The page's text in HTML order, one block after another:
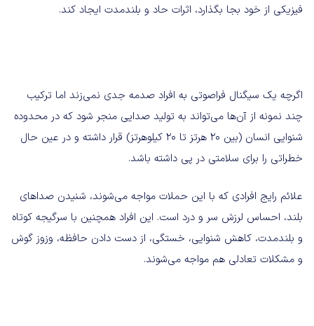
فیزیکی از خود بجا بگذارد، اثرات حاد و بلندمدت ایجاد کند.
اگرچه یک سیگنال فراصوتی به افراد صدمه جدی نمی‌زند اما ترکیب
چند نمونه از آن‌ها می‌تواند به تولید صدایی منجر شود که در محدوده
شنوایی انسان (بین ۲۰ هرتز تا ۲۰ کیلوهرتز) قرار داشته و در عین حال
خطراتی را برای سلامتی در پی داشته باشد.
علائم رایج افرادی که با این حملات مواجه می‌شوند، شنیدن صداهای
بلند، احساس لرزش سر و درد است. این افراد همچنین با سرگیجه کوتاه
و بلندمدت، کاهش شنوایی، خستگی، از دست دادن حافظه، وزوز گوش
و مشکلات تعادلی هم مواجه می‌شوند.